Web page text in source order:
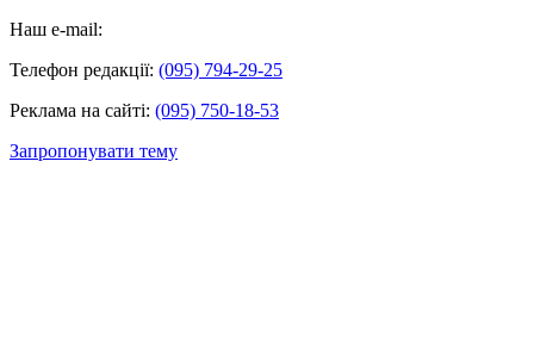
Наш e-mail:
Телефон редакції: (095) 794-29-25
Реклама на сайті: (095) 750-18-53
Запропонувати тему